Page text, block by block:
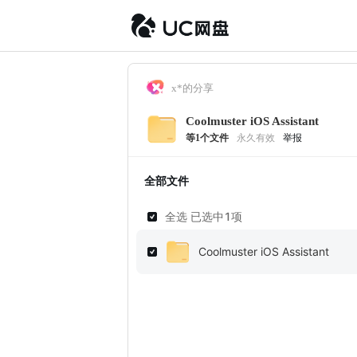
x*的分享
Coolmuster iOS Assistant
等1个文件 永久有效 举报
全部文件
全选 已选中 1项
Coolmuster iOS Assistant